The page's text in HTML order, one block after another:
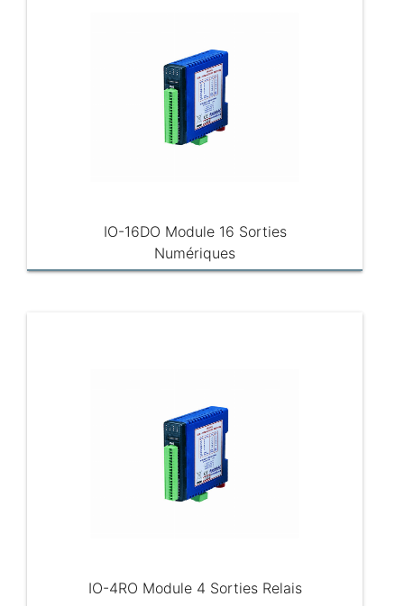
IO-16DO Module 16 Sorties
Numériques
IO-4RO Module 4 Sorties Relais